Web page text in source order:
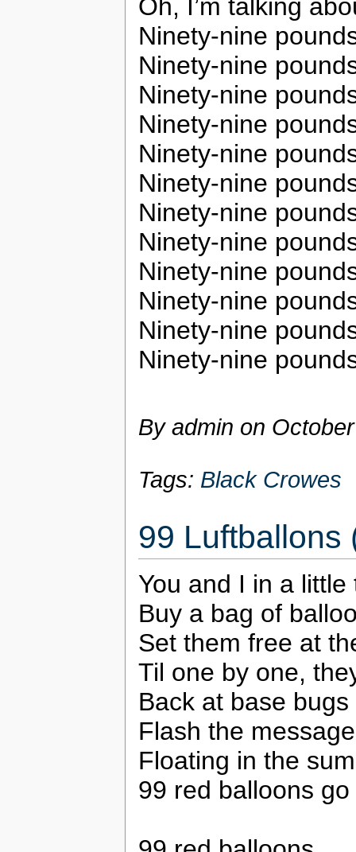
Oh, I’m talking
Ninety-nine
Ninety-nine
Ninety-nine
Ninety-nine
Ninety-nine
Ninety-nine
Ninety-nine
Ninety-nine
Ninety-nine
Ninety-nine
Ninety-nine
Ninety-nine
By admin on
Tags: Black Crowes
99 Luftballons
You and I in a little
Buy a bag of
Set them free at
Til one by one,
Back at base
Flash the
Floating in the
99 red balloons go